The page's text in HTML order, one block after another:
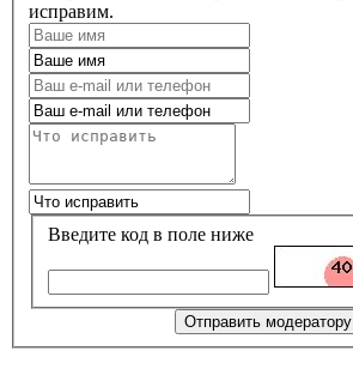
исправим.
Введите код в поле ниже
Отправить модератору